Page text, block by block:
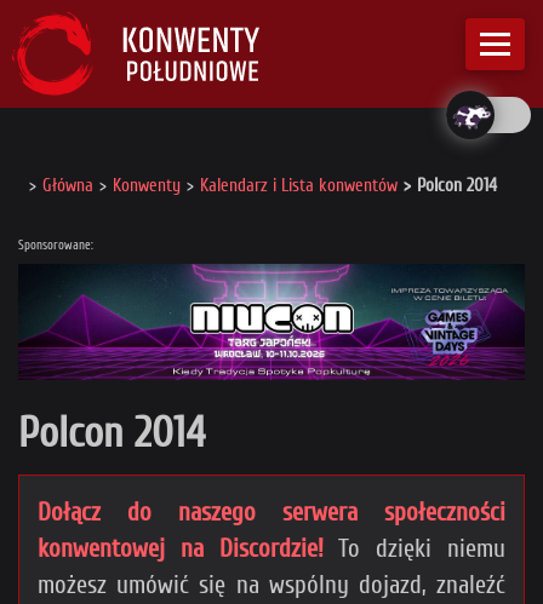
Główna Konwenty Kalendarz i Lista konwentów Polcon 2014
Sponsorowane:
Polcon 2014
Dołącz do naszego serwera społeczności
konwentowej na Discordzie!To dzięki niemu
możesz umówić się na wspólny dojazd, znaleźć